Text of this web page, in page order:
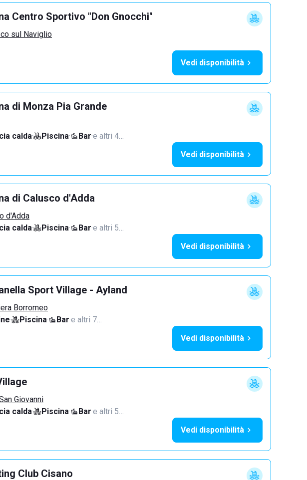
Centro Sportivo "Don Gnocchi"
sul Naviglio
Vedi disponibilità
di Monza Pia Grande
calda· Piscina· Bar·e altri 4…
Vedi disponibilità
di Calusco d'Adda
d'Adda
calda· Piscina· Bar·e altri 5…
Vedi disponibilità
Sport Village - Ayland
Borromeo
· Piscina· Bar·e altri 7…
Vedi disponibilità
Giovanni
calda· Piscina· Bar·e altri 5…
Vedi disponibilità
Club Cisano